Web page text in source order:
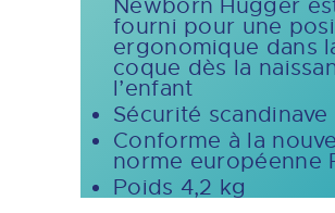
Newborn Hugger
fourni pour une
ergonomique dans
coque dès la
l’enfant
Sécurité scandinave
Conforme à la
norme européenne
Poids 4,2 kg